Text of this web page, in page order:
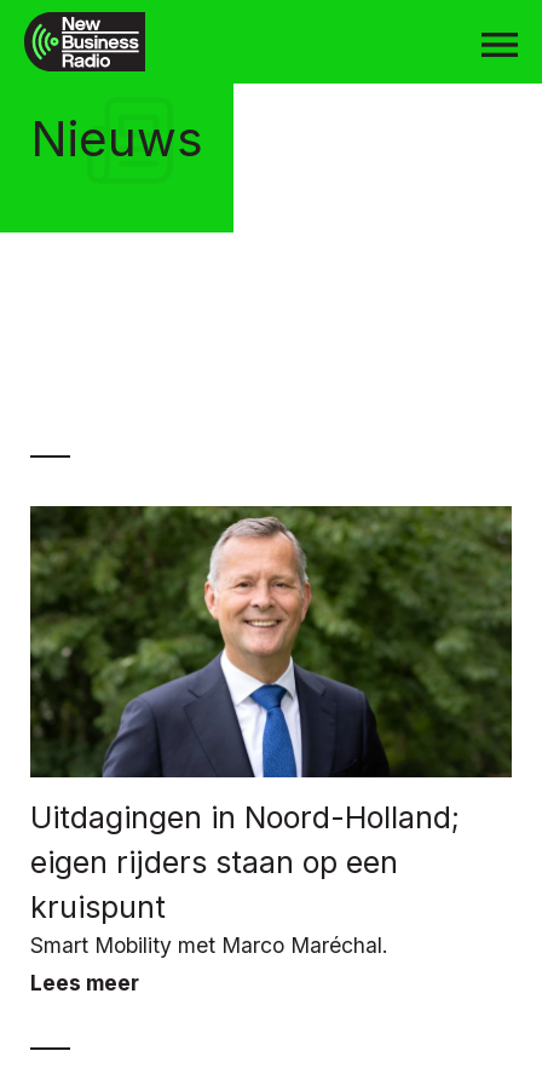
Nieuws
Uitdagingen in Noord-Holland;
eigen rijders staan op een
kruispunt
Smart Mobility met Marco Maréchal.
Lees meer